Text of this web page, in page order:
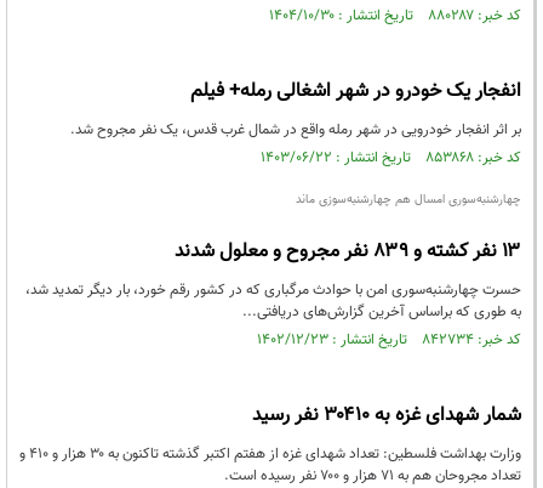
کد خبر: ۸۸۰۲۸۷ تاریخ انتشار : ۱۴۰۴/۱۰/۳۰
انفجار یک خودرو در شهر اشغالی رمله+ فیلم
بر اثر انفجار خودرویی در شهر رمله واقع در شمال غرب قدس، یک نفر مجروح شد.
کد خبر: ۸۵۳۸۶۸ تاریخ انتشار : ۱۴۰۳/۰۶/۲۲
چهارشنبه‌سوری امسال هم چهارشنبه‌سوزی ماند
۱۳ نفر کشته و ۸۳۹ نفر مجروح و معلول شدند
حسرت چهارشنبه‌سوری امن با حوادث مرگباری که در کشور رقم خورد، بار دیگر تمدید شد،
به طوری که براساس آخرین گزارش‌های دریافتی...
کد خبر: ۸۴۲۷۳۴ تاریخ انتشار : ۱۴۰۲/۱۲/۲۳
شمار شهدای غزه به ۳۰۴۱۰ نفر رسید
وزارت بهداشت فلسطین: تعداد شهدای غزه از هفتم اکتبر گذشته تاکنون به ۳۰ هزار و ۴۱۰ و
تعداد مجروحان هم به ۷۱ هزار و ۷۰۰ نفر رسیده است.